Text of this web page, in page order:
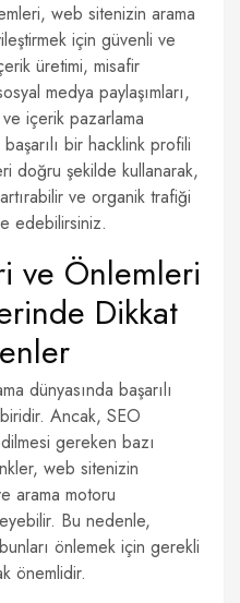
web sitenizin arama
için güvenli ve
üretimi, misafir
medya paylaşımları,
ve içerik pazarlama
bir hacklink profili
doğru şekilde kullanarak,
ve organik trafiği
edebilirsiniz.
ve Önlemleri
Dikkat
dünyasında başarılı
Ancak, SEO
gereken bazı
web sitenizin
arama motoru
Bu nedenle,
önlemek için gerekli
önemlidir.